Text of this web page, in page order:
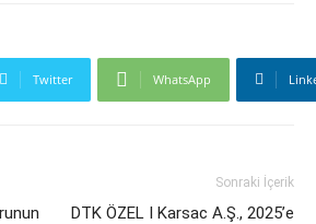
Twitter WhatsApp
Sonraki İçerik
DTK ÖZEL I Karsac A.Ş., 2025’e